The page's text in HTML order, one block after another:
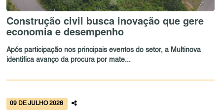
Construção civil busca inovação que gere
economia e desempenho
Após participação nos principais eventos do setor, a Multinova
identifica avanço da procura por mate...
09 DE JULHO 2026